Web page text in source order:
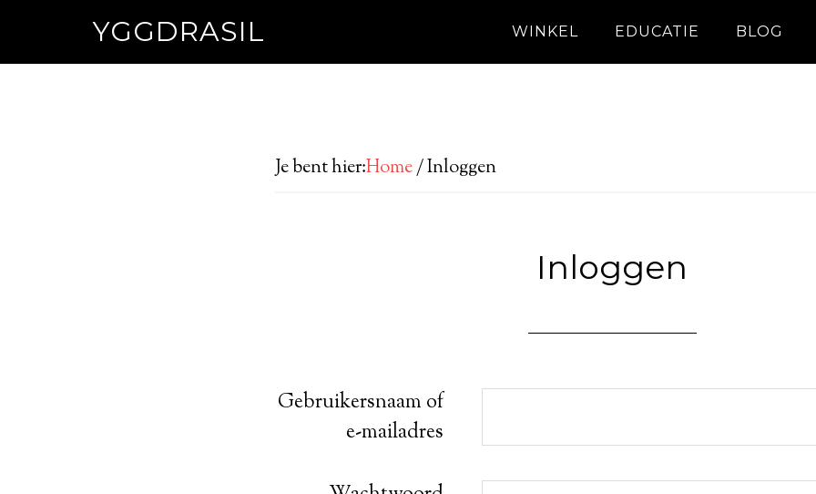
YGGDRASIL WINKEL EDUCATIE BLOG
Je bent hier:Home/Inloggen
Inloggen
Gebruikersnaam of
e-mailadres